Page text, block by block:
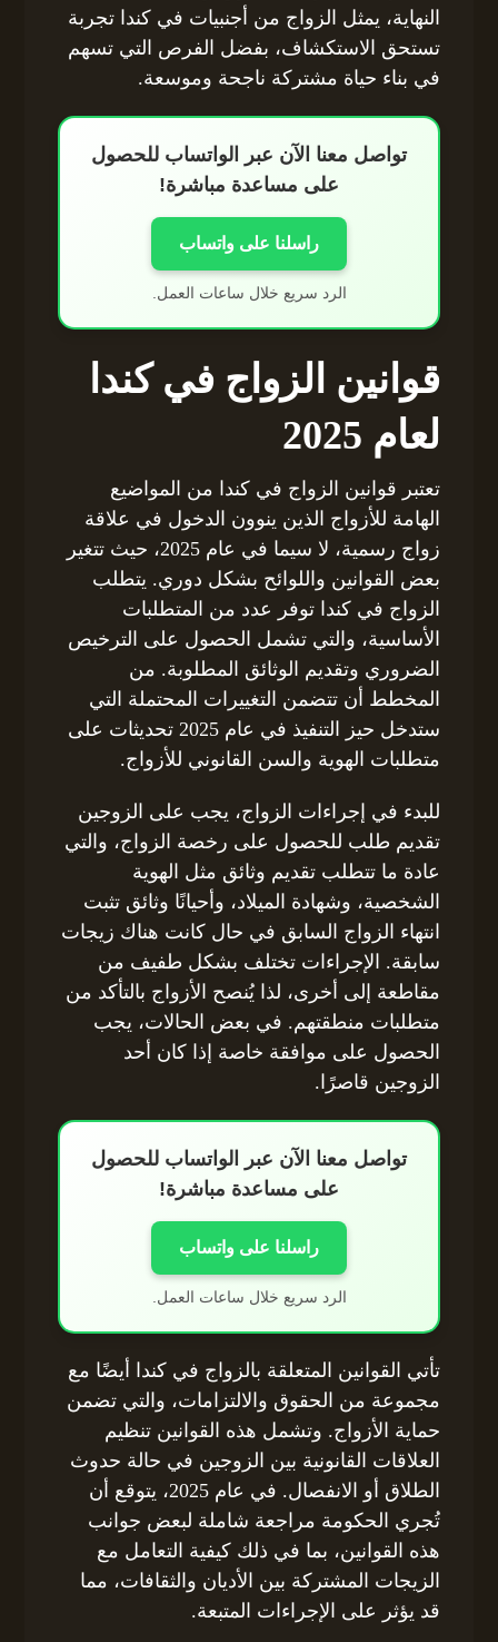
النهاية، يمثل الزواج من أجنبيات في كندا تجربة
تستحق الاستكشاف، بفضل الفرص التي تسهم
في بناء حياة مشتركة ناجحة وموسعة.
تواصل معنا الآن عبر الواتساب للحصول
على مساعدة مباشرة!
راسلنا على واتساب
الرد سريع خلال ساعات العمل.
قوانين الزواج في كندا
لعام 2025
تعتبر قوانين الزواج في كندا من المواضيع
الهامة للأزواج الذين ينوون الدخول في علاقة
زواج رسمية، لا سيما في عام 2025، حيث تتغير
بعض القوانين واللوائح بشكل دوري. يتطلب
الزواج في كندا توفر عدد من المتطلبات
الأساسية، والتي تشمل الحصول على الترخيص
الضروري وتقديم الوثائق المطلوبة. من
المخطط أن تتضمن التغييرات المحتملة التي
ستدخل حيز التنفيذ في عام 2025 تحديثات على
متطلبات الهوية والسن القانوني للأزواج.
للبدء في إجراءات الزواج، يجب على الزوجين
تقديم طلب للحصول على رخصة الزواج، والتي
عادة ما تتطلب تقديم وثائق مثل الهوية
الشخصية، وشهادة الميلاد، وأحيانًا وثائق تثبت
انتهاء الزواج السابق في حال كانت هناك زيجات
سابقة. الإجراءات تختلف بشكل طفيف من
مقاطعة إلى أخرى، لذا يُنصح الأزواج بالتأكد من
متطلبات منطقتهم. في بعض الحالات، يجب
الحصول على موافقة خاصة إذا كان أحد
الزوجين قاصرًا.
تواصل معنا الآن عبر الواتساب للحصول
على مساعدة مباشرة!
راسلنا على واتساب
الرد سريع خلال ساعات العمل.
تأتي القوانين المتعلقة بالزواج في كندا أيضًا مع
مجموعة من الحقوق والالتزامات، والتي تضمن
حماية الأزواج. وتشمل هذه القوانين تنظيم
العلاقات القانونية بين الزوجين في حالة حدوث
الطلاق أو الانفصال. في عام 2025، يتوقع أن
تُجري الحكومة مراجعة شاملة لبعض جوانب
هذه القوانين، بما في ذلك كيفية التعامل مع
الزيجات المشتركة بين الأديان والثقافات، مما
قد يؤثر على الإجراءات المتبعة.